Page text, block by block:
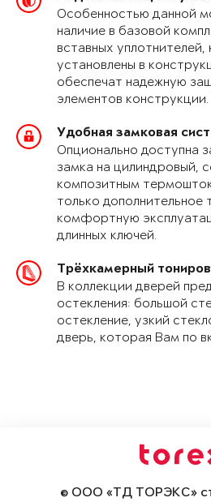
Особенностью данной
наличие в базовой
вставных
установлены в
обеспечат надежную
элементов конструкции.
Удобная замковая
Опционально доступна
замка на цилиндровый,
композитным
только дополнительное
комфортную
длинных ключей.
Трёхкамерный
В коллекции дверей
остекления: большой
остекление, узкий
дверь, которая Вам по
© ООО «ТД ТОРЭКС»